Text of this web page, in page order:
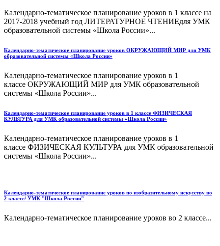
Календарно-тематическое планирование уроков в 1 классе на
2017-2018 учебный год ЛИТЕРАТУРНОЕ ЧТЕНИЕдля УМК
образовательной системы «Школа России»...
Календарно-тематическое планирование уроков ОКРУЖАЮЩИЙ МИР для УМК
образовательной системы «Школа России»
Календарно-тематическое планирование уроков в 1
классе ОКРУЖАЮЩИЙ МИР для УМК образовательной
системы «Школа России»...
Календарно-тематическое планирование уроков в 1 классе ФИЗИЧЕСКАЯ
КУЛЬТУРА для УМК образовательной системы «Школа России»
Календарно-тематическое планирование уроков в 1
классе ФИЗИЧЕСКАЯ КУЛЬТУРА для УМК образовательной
системы «Школа России»...
Календарно-тематическое планирование уроков по изобразительному искусству во
2 классе/ УМК "Школа России"
Календарно-тематическое планирование уроков во 2 классе...